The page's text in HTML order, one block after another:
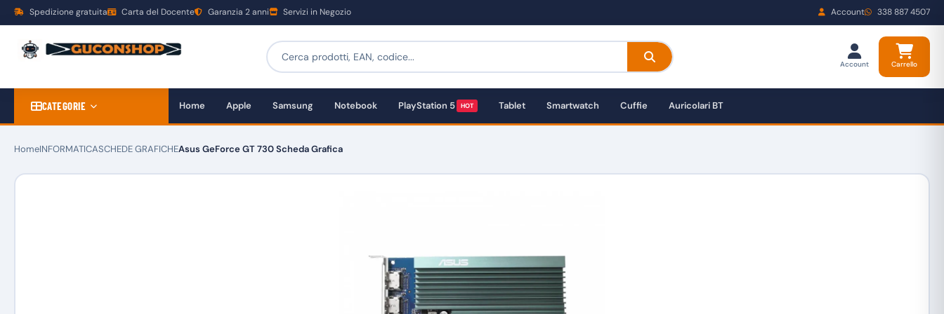
Spedizione gratuita Carta del Docente Garanzia 2 anni Servizi in Negozio Account 338 887 4507
Account Carrello
CATEGORIE Home Apple Samsung Notebook PlayStation 5 HOT Tablet Smartwatch Cuffie Auricolari BT
HomeINFORMATICASCHEDE GRAFICHEAsus GeForce GT 730 Scheda Grafica